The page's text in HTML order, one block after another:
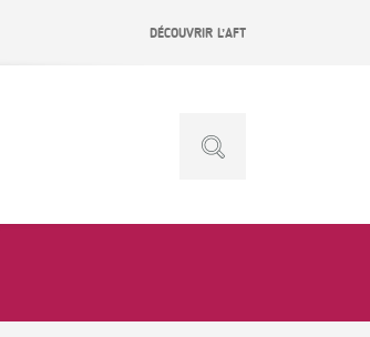
DÉCOUVRIR L’AFT